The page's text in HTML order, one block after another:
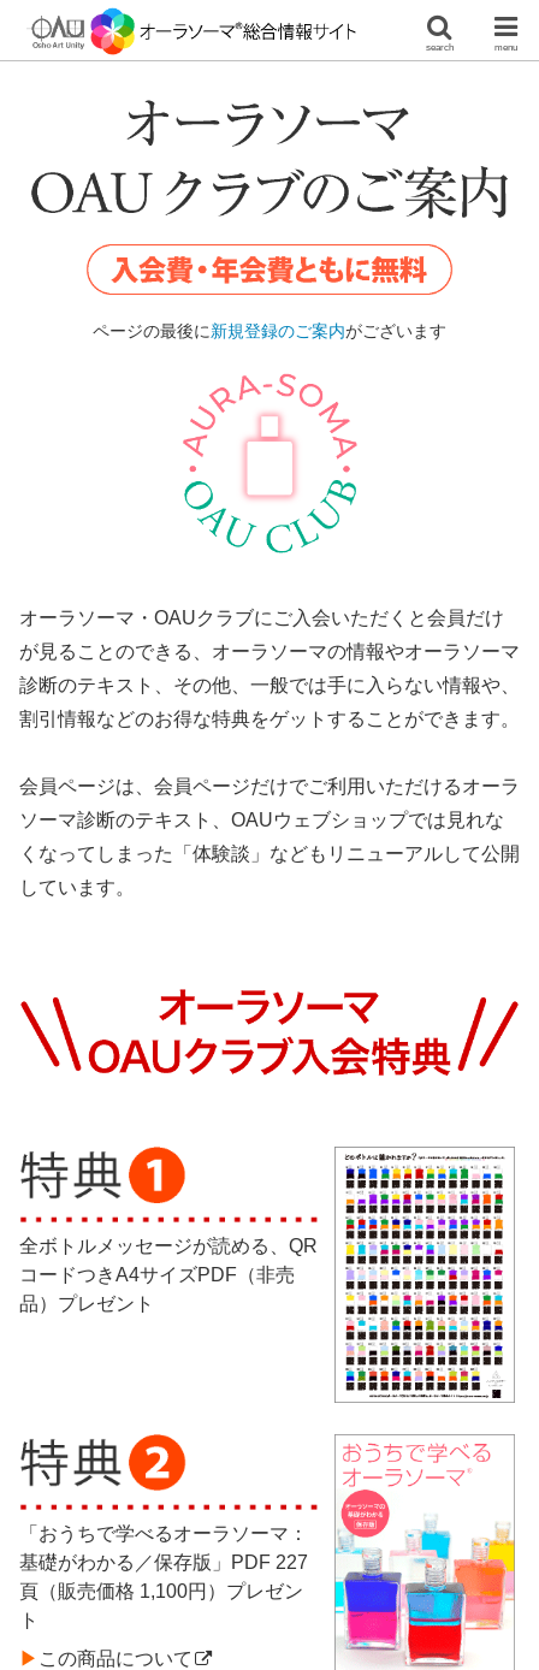
search menu
ページの最後に新規登録のご案内がございます
オーラソーマ・OAUクラブにご入会いただくと会員だけ
が見ることのできる、オーラソーマの情報やオーラソーマ
診断のテキスト、その他、一般では手に入らない情報や、
割引情報などのお得な特典をゲットすることができます。
会員ページは、会員ページだけでご利用いただけるオーラ
ソーマ診断のテキスト、OAUウェブショップでは見れな
くなってしまった「体験談」などもリニューアルして公開
しています。
全ボトルメッセージが読める、QR
コードつきA4サイズPDF（非売
品）プレゼント
「おうちで学べるオーラソーマ：
基礎がわかる／保存版」PDF 227
頁（販売価格 1,100円）プレゼン
ト
▶︎ この商品について